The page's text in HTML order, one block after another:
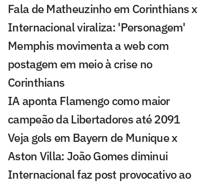
Fala de Matheuzinho em Corinthians x
Internacional viraliza: 'Personagem'
Memphis movimenta a web com
postagem em meio à crise no
Corinthians
IA aponta Flamengo como maior
campeão da Libertadores até 2091
Veja gols em Bayern de Munique x
Aston Villa: João Gomes diminui
Internacional faz post provocativo ao